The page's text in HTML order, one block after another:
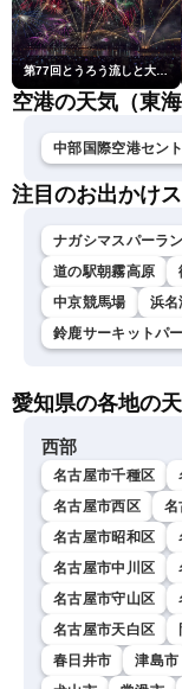
空港の天気（東海
中部国際空港セン
注目のお出かけ
ナガシマスパーラ
道の駅朝霧高原
中京競馬場
浜名
鈴鹿サーキットパ
愛知県の各地の
西部
名古屋市千種区
名古屋市西区
名
名古屋市昭和区
名古屋市中川区
名古屋市守山区
名古屋市天白区
春日井市
津島市